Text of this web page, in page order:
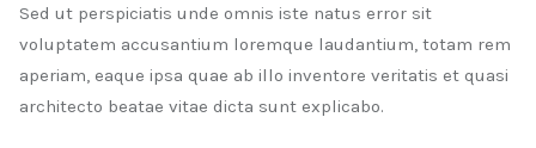
Sed ut perspiciatis unde omnis iste natus error sit
voluptatem accusantium loremque laudantium, totam rem
aperiam, eaque ipsa quae ab illo inventore veritatis et quasi
architecto beatae vitae dicta sunt explicabo.